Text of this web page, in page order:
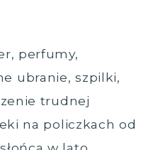
perfumy,
ubranie, szpilki,
trudnej
na policzkach od